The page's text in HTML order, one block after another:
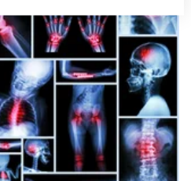
na urządzeniu lub
danych do